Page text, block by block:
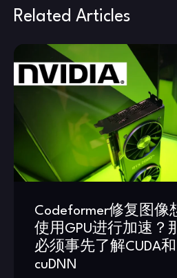
Related Articles
Codeformer修复图像
使用GPU进行加速？
必须事先了解CUDA和
cuDNN